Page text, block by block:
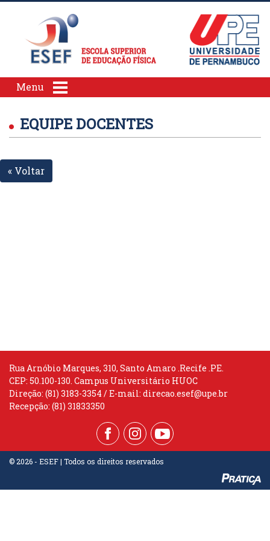
Menu
EQUIPE DOCENTES
« Voltar
Rua Arnóbio Marques, 310, Santo Amaro .Recife .PE.
CEP: 50.100-130. Campus Universitário HUOC
Direção: (81) 3183-3354 / E-mail: direcao.esef@upe.br
Recepção: (81) 31833350
© 2026 - ESEF | Todos os direitos reservados